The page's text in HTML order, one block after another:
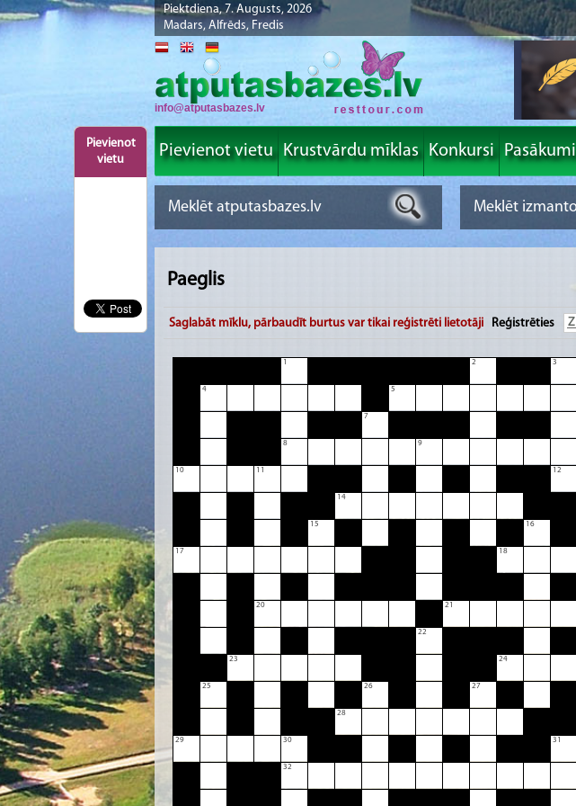
Piektdiena, 7. Augusts, 2026
Madars, Alfrēds, Fredis
Pievienot
vietu
info@atputasbazes.lv
Pievienot vietu Krustvārdu mīklas Konkursi Pasākumi
Paeglis
Saglabāt mīklu, pārbaudīt burtus var tikai reģistrēti lietotāji Reģistrēties
1 2 3
4 5
7
8 9
10 11 12
14
15 16
17 18
20 21
22
23 24
25 26 27
28
29 30 31
32